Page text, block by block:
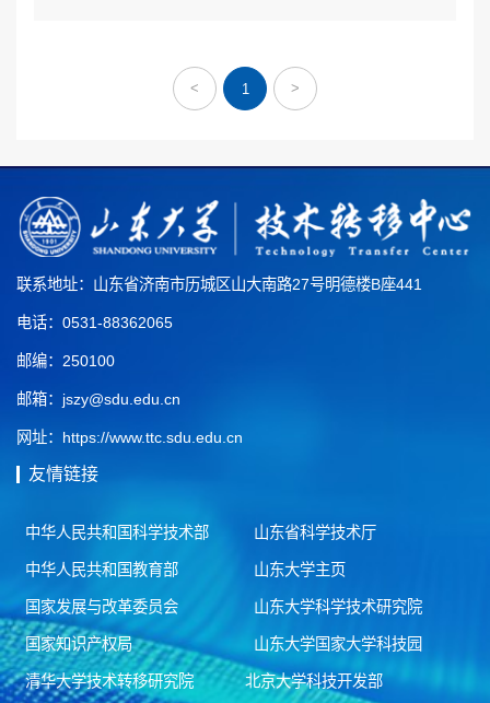
< 1 >
联系地址：山东省济南市历城区山大南路27号明德楼B座441
电话：0531-88362065
邮编：250100
邮箱：jszy@sdu.edu.cn
网址：https://www.ttc.sdu.edu.cn
友情链接
中华人民共和国科学技术部
中华人民共和国教育部
国家发展与改革委员会
国家知识产权局
山东省科学技术厅
山东大学主页
山东大学科学技术研究院
山东大学国家大学科技园
清华大学技术转移研究院 北京大学科技开发部